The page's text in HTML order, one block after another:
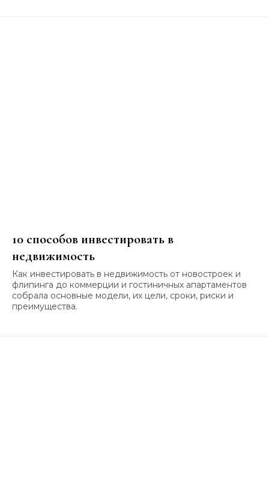
10 способов инвестировать в
недвижимость
Как инвестировать в недвижимость от новостроек и
флипинга до коммерции и гостиничных апартаментов
собрала основные модели, их цели, сроки, риски и
преимущества.